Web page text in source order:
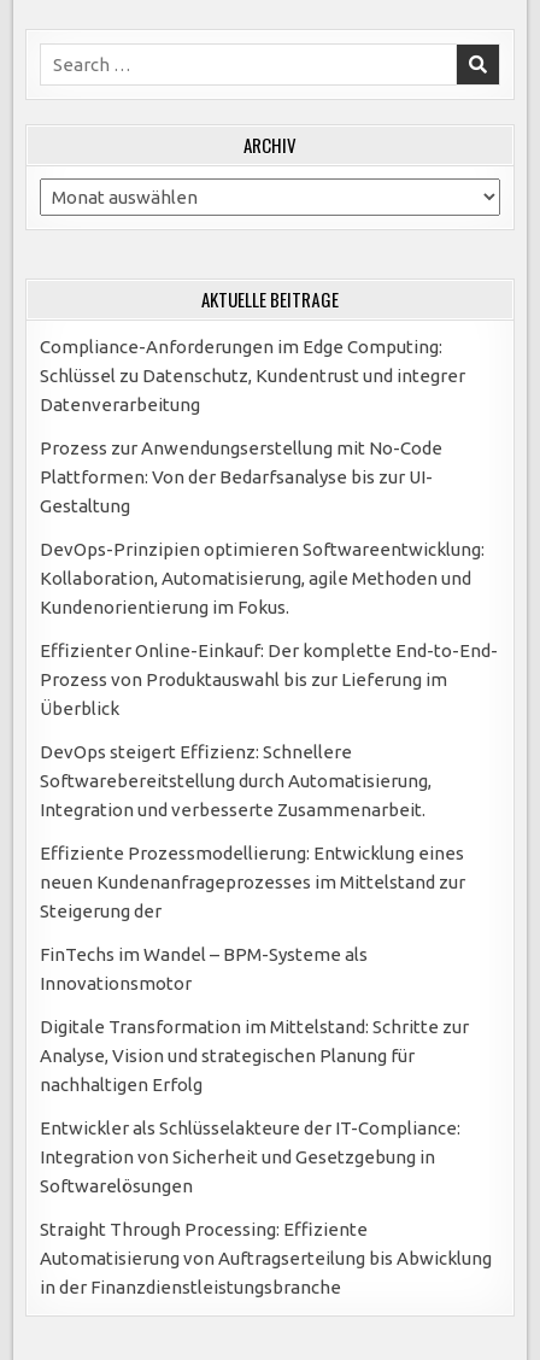
Search
for:
ARCHIV
Archiv
AKTUELLE BEITRÄGE
Compliance-Anforderungen im Edge Computing:
Schlüssel zu Datenschutz, Kundentrust und integrer
Datenverarbeitung
Prozess zur Anwendungserstellung mit No-Code
Plattformen: Von der Bedarfsanalyse bis zur UI-
Gestaltung
DevOps-Prinzipien optimieren Softwareentwicklung:
Kollaboration, Automatisierung, agile Methoden und
Kundenorientierung im Fokus.
Effizienter Online-Einkauf: Der komplette End-to-End-
Prozess von Produktauswahl bis zur Lieferung im
Überblick
DevOps steigert Effizienz: Schnellere
Softwarebereitstellung durch Automatisierung,
Integration und verbesserte Zusammenarbeit.
Effiziente Prozessmodellierung: Entwicklung eines
neuen Kundenanfrageprozesses im Mittelstand zur
Steigerung der
FinTechs im Wandel – BPM-Systeme als
Innovationsmotor
Digitale Transformation im Mittelstand: Schritte zur
Analyse, Vision und strategischen Planung für
nachhaltigen Erfolg
Entwickler als Schlüsselakteure der IT-Compliance:
Integration von Sicherheit und Gesetzgebung in
Softwarelösungen
Straight Through Processing: Effiziente
Automatisierung von Auftragserteilung bis Abwicklung
in der Finanzdienstleistungsbranche